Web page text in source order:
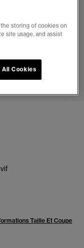
7
Taille Et Coupe
the storing of cookies on
site usage, and assist
All Cookies